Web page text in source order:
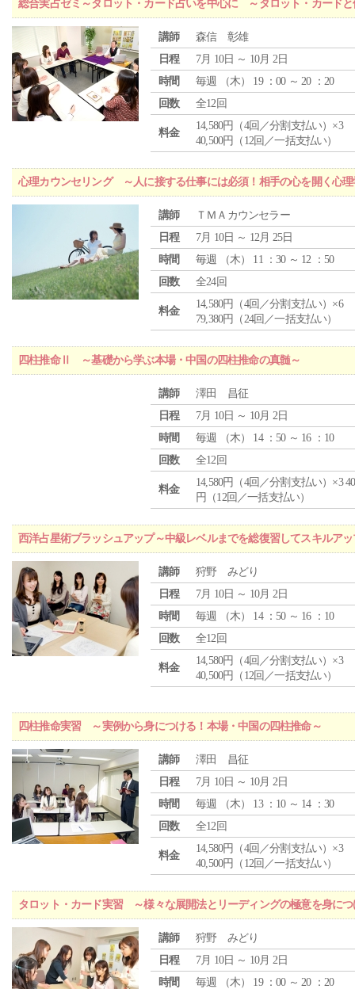
総合実占ゼミ～タロット・カード占いを中心に ～タロット・カード
講師
森信 彰雄
日程
7月 10日 ～ 10月 2日
時間
毎週 （木） 19 ：00 ～ 20 ：20
回数
全12回
料金
14,580円（4回／分割支払い）×3
40,500円（12回／一括支払い）
心理カウンセリング ～人に接する仕事には必須！相手の心を開く心理
講師
ＴＭＡカウンセラー
日程
7月 10日 ～ 12月 25日
時間
毎週 （木） 11 ：30 ～ 12 ：50
回数
全24回
料金
14,580円（4回／分割支払い）×6
79,380円（24回／一括支払い）
四柱推命Ⅱ ～基礎から学ぶ本場・中国の四柱推命の真髄～
講師
澤田 昌征
日程
7月 10日 ～ 10月 2日
時間
毎週 （木） 14 ：50 ～ 16 ：10
回数
全12回
料金
14,580円（4回／分割支払い）×3
円（12回／一括支払い）
西洋占星術ブラッシュアップ～中級レベルまでを総復習してスキルア
講師
狩野 みどり
日程
7月 10日 ～ 10月 2日
時間
毎週 （木） 14 ：50 ～ 16 ：10
回数
全12回
料金
14,580円（4回／分割支払い）×3
40,500円（12回／一括支払い）
四柱推命実習 ～実例から身につける！本場・中国の四柱推命～
講師
澤田 昌征
日程
7月 10日 ～ 10月 2日
時間
毎週 （木） 13 ：10 ～ 14 ：30
回数
全12回
料金
14,580円（4回／分割支払い）×3
40,500円（12回／一括支払い）
タロット・カード実習 ～様々な展開法とリーディングの極意を身につ
講師
狩野 みどり
日程
7月 10日 ～ 10月 2日
時間
毎週 （木） 19 ：00 ～ 20 ：20